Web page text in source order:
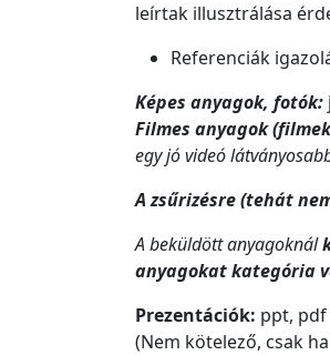
leírtak illusztrálása
Referenciák
Képes anyagok, fotók:
Filmes anyagok
egy jó videó
A zsűrizésre (tehát
A beküldött anyagoknál
anyagokat kategória
Prezentációk: ppt,
(Nem kötelező, csak